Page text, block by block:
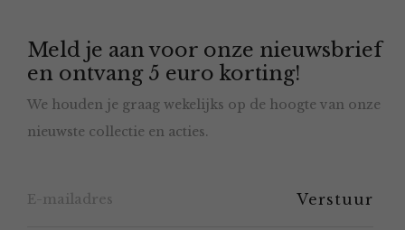
Meld je aan voor onze nieuwsbrief
en ontvang 5 euro korting!
We houden je graag wekelijks op de hoogte van onze
nieuwste collectie en acties.